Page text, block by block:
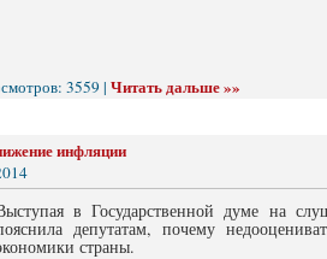
3559 | Читать дальше »»
инфляции
в Государственной думе на
депутатам, почему
страны.